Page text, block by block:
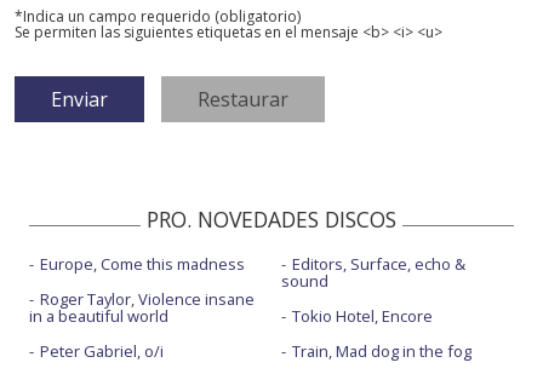
*Indica un campo requerido (obligatorio)
Se permiten las siguientes etiquetas en el mensaje <b> <i> <u>
PRO. NOVEDADES DISCOS
Europe, Come this madness
Roger Taylor, Violence insane
in a beautiful world
Peter Gabriel, o/i
Editors, Surface, echo &
sound
Tokio Hotel, Encore
Train, Mad dog in the fog